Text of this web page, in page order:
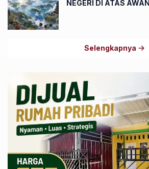
NEGERI DI ATAS AWAN
Selengkapnya